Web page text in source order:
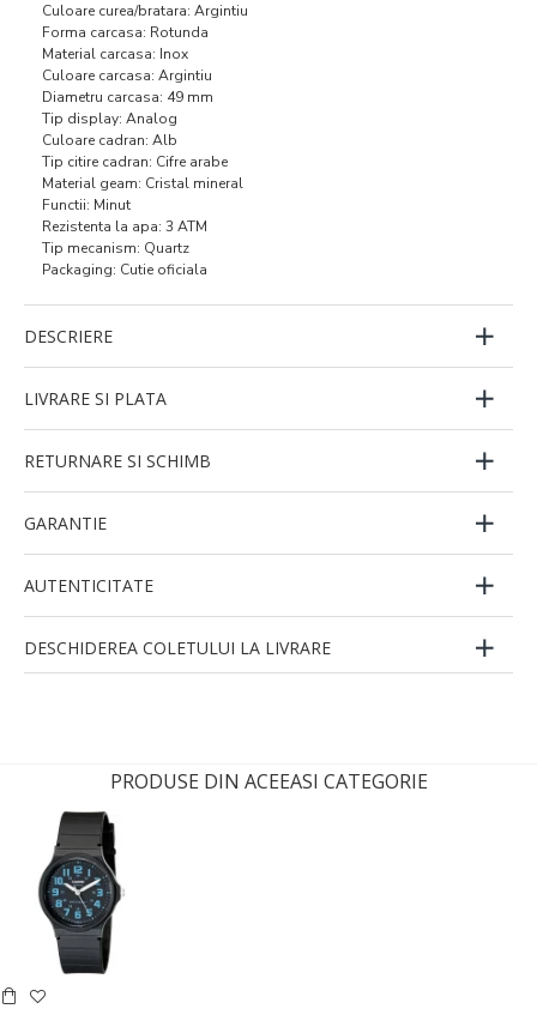
Culoare curea/bratara: Argintiu
Forma carcasa: Rotunda
Material carcasa: Inox
Culoare carcasa: Argintiu
Diametru carcasa: 49 mm
Tip display: Analog
Culoare cadran: Alb
Tip citire cadran: Cifre arabe
Material geam: Cristal mineral
Functii: Minut
Rezistenta la apa: 3 ATM
Tip mecanism: Quartz
Packaging: Cutie oficiala
DESCRIERE
LIVRARE SI PLATA
RETURNARE SI SCHIMB
GARANTIE
AUTENTICITATE
DESCHIDEREA COLETULUI LA LIVRARE
PRODUSE DIN ACEEASI CATEGORIE